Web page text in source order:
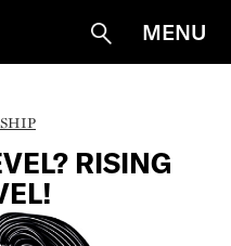
Suche
MENU
RISING